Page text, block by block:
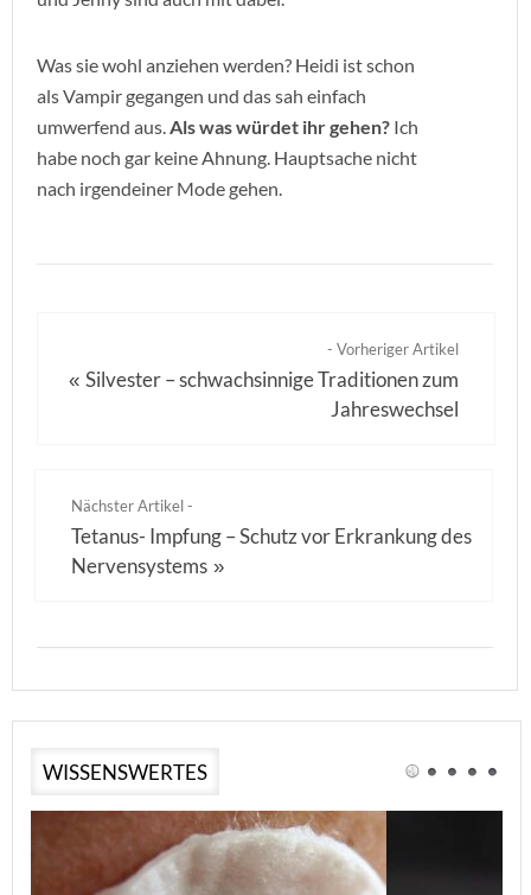
Was sie wohl anziehen werden? Heidi ist schon
als Vampir gegangen und das sah einfach
umwerfend aus.Als was würdet ihr gehen? Ich
habe noch gar keine Ahnung. Hauptsache nicht
nach irgendeiner Mode gehen.
- Vorheriger Artikel
«Silvester – schwachsinnige Traditionen zum
Jahreswechsel
Nächster Artikel -
Tetanus- Impfung – Schutz vor Erkrankung des
Nervensystems »
WISSENSWERTES